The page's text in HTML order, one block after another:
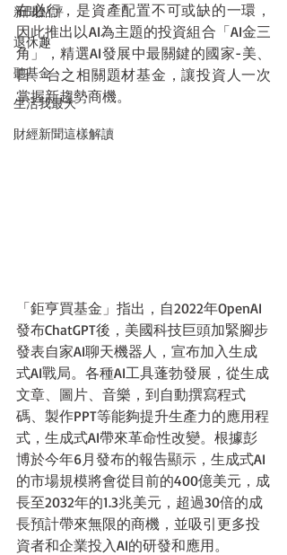
新聞點評
退休趣
聽基金
生活我最大
財經新聞這樣解讀
在必行，是資產配置不可或缺的一環，
因此推出以AI為主題的投資組合「AI金三
角」，精選AI發展中最關鍵的國家-美、
日、台之相關題材基金，讓投資人一次
掌握新趨勢商機。
「鉅亨買基金」指出，自2022年OpenAI
發布ChatGPT後，美國科技巨頭加緊腳步
發表自家AI聊天機器人，宣布加入生成
式AI戰局。各種AI工具蓬勃發展，從生成
文章、圖片、音樂，到自動撰寫程式
碼、製作PPT等能夠提升生產力的應用程
式，生成式AI帶來革命性改變。根據彭
博於今年6月發布的報告顯示，生成式AI
的市場規模將會從目前的400億美元，成
長至2032年的1.3兆美元，超過30倍的成
長預計帶來無限的商機，並吸引更多投
資者和企業投入AI的研發和應用。